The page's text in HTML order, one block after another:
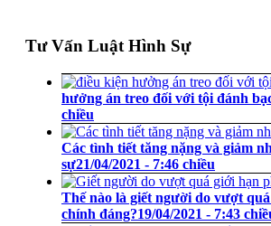
Tư Vấn Luật Hình Sự
hưởng án treo đối với tội đánh
chiều
Các tình tiết tăng nặng và giảm
sự21/04/2021 - 7:46 chiều
Thế nào là giết người do vượt
chính đáng?19/04/2021 - 7:43